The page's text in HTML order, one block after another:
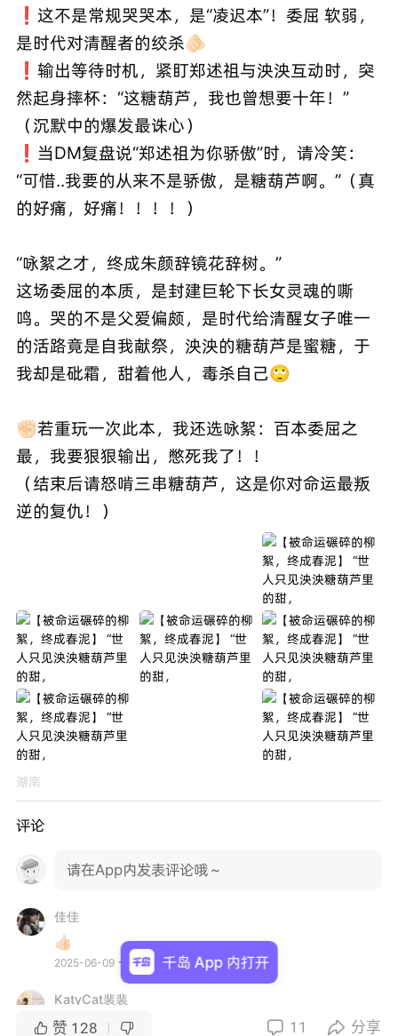
❗️这不是常规哭哭本，是“凌迟本”！委屈 软弱，
是时代对清醒者的绞杀🫵🏻
❗️输出等待时机，紧盯郑述祖与泱泱互动时，突
然起身摔杯：“这糖葫芦，我也曾想要十年！”
（沉默中的爆发最诛心）
❗️当DM复盘说“郑述祖为你骄傲”时，请冷笑：
“可惜..我要的从来不是骄傲，是糖葫芦啊。”（真
的好痛，好痛！！！！）
“咏絮之才，终成朱颜辞镜花辞树。”
这场委屈的本质，是封建巨轮下长女灵魂的嘶
鸣。哭的不是父爱偏颇，是时代给清醒女子唯一
的活路竟是自我献祭，泱泱的糖葫芦是蜜糖，于
我却是砒霜，甜着他人，毒杀自己🙄
✊🏻若重玩一次此本，我还选咏絮：百本委屈之
最，我要狠狠输出，憋死我了！！
（结束后请怒啃三串糖葫芦，这是你对命运最叛
逆的复仇！）
湖南
评论
请在App内发表评论哦～
佳佳
👍🏻
2025-06-09・上海
KatyCat裴裴
🔥🔥
 赞 128   11  分享
千岛 App 内打开